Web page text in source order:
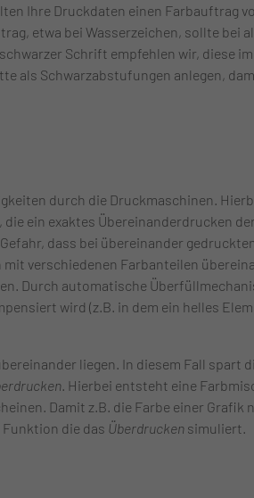
Ihre Druckdaten einen Farbauftrag
etwa bei Wasserzeichen, sollte bei
Schrift empfehlen wir, diese
als Schwarzabstufungen anlegen,
durch die Druckmaschinen.
ein exaktes Übereinanderdrucken
dass bei übereinander
verschiedenen Farbanteilen
Durch automatische
wird (z.B. in dem ein helles
liegen. In diesem Fall spart
. Hierbei entsteht eine
Damit z.B. die Farbe einer Grafik
die das Überdrucken simuliert.